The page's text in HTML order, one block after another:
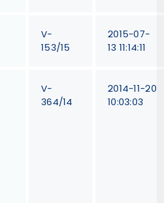
V-
153/15
2015-07-
13 11:14:11
V-
364/14
2014-11-20
10:03:03